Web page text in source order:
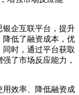
银企互联平台，提升
降低了融资成本，优
时，通过平台获取
了市场反应能力，
用效率、降低融资成